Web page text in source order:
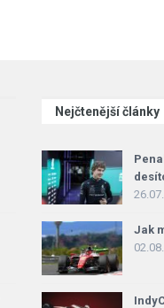
Nejčtenější články
Jak